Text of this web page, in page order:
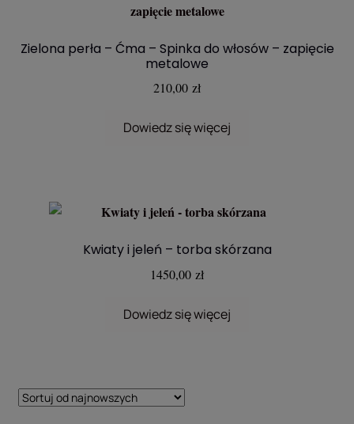
Zielona perła – Ćma – Spinka do włosów – zapięcie
metalowe
210,00 zł
Dowiedz się więcej
Kwiaty i jeleń – torba skórzana
1450,00 zł
Dowiedz się więcej